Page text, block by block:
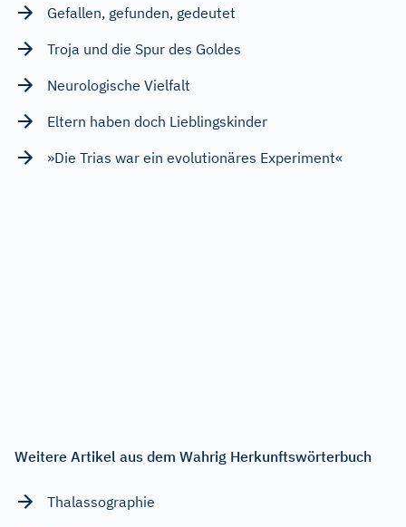
Gefallen, gefunden, gedeutet
Troja und die Spur des Goldes
Neurologische Vielfalt
Eltern haben doch Lieblingskinder
»Die Trias war ein evolutionäres Experiment«
Weitere Artikel aus dem Wahrig Herkunftswörterbuch
Thalassographie